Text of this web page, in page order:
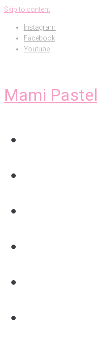
Skip to content
Instagram
Facebook
Youtube
Mami Pastel